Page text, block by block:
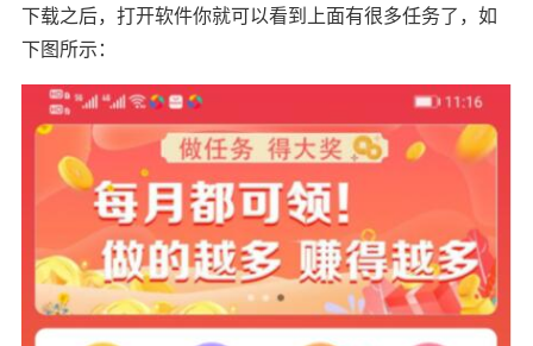
下载之后，打开软件你就可以看到上面有很多任务了，如
下图所示：